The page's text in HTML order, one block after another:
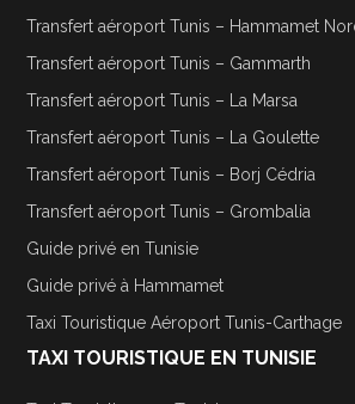
Transfert aéroport Tunis – Hammamet
Transfert aéroport Tunis – Gammarth
Transfert aéroport Tunis – La Marsa
Transfert aéroport Tunis – La Goulette
Transfert aéroport Tunis – Borj Cédria
Transfert aéroport Tunis – Grombalia
Guide privé en Tunisie
Guide privé à Hammamet
Taxi Touristique Aéroport Tunis-Carthage
TAXI TOURISTIQUE EN TUNISIE